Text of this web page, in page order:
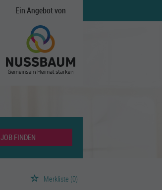
Ein Angebot von
JOB FINDEN
Merkliste (0)